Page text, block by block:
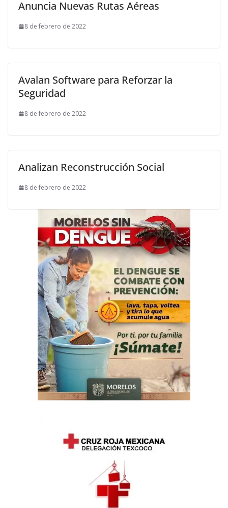
Anuncia Nuevas Rutas Aéreas
8 de febrero de 2022
Avalan Software para Reforzar la
Seguridad
8 de febrero de 2022
Analizan Reconstrucción Social
8 de febrero de 2022